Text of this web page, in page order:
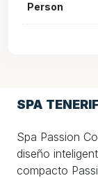
Person
SPA
Spa Passion
diseño
compacto